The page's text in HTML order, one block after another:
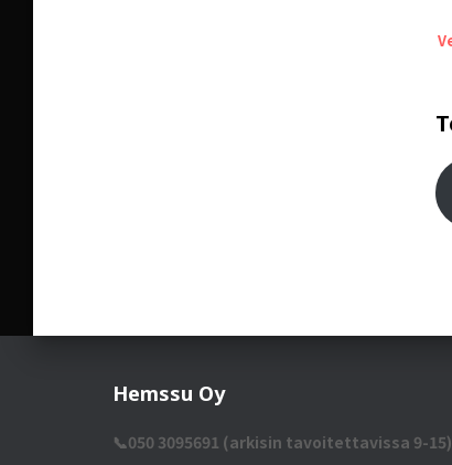
Hemssu Oy
📞050 3095691 (arkisin tavoitettavissa 9-15)